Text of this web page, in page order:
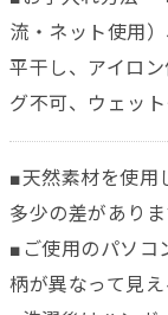
流・ネット使用
平干し、アイロ
グ不可、ウェッ
■天然素材を使用
多少の差がありま
■ご使用のパソコ
柄が異なって見